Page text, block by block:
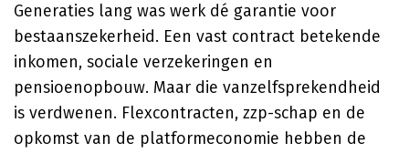
Generaties lang was werk dé garantie voor
bestaanszekerheid. Een vast contract betekende
inkomen, sociale verzekeringen en
pensioenopbouw. Maar die vanzelfsprekendheid
is verdwenen. Flexcontracten, zzp-schap en de
opkomst van de platformeconomie hebben de